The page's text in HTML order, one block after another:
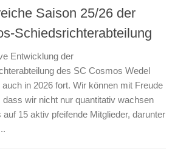
Saison 25/26 der
Schiedsrichterabteilung
Entwicklung der
des SC Cosmos Wedel
in 2026 fort. Wir können mit Freude
dass wir nicht nur quantitativ wachsen
auf 15 aktiv pfeifende Mitglieder, darunter